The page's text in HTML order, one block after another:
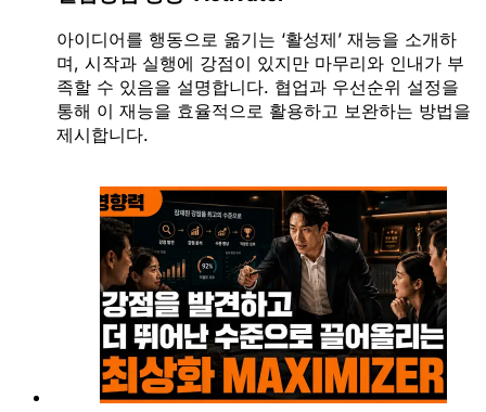
아이디어를 행동으로 옮기는 ‘활성제’ 재능을 소개하
며, 시작과 실행에 강점이 있지만 마무리와 인내가 부
족할 수 있음을 설명합니다. 협업과 우선순위 설정을
통해 이 재능을 효율적으로 활용하고 보완하는 방법을
제시합니다.